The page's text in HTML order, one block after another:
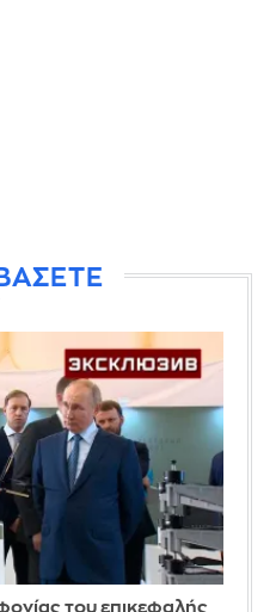
του επικεφαλής